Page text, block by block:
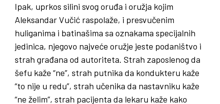
Ipak, uprkos silini svog oruđa i oružja kojim
Aleksandar Vučić raspolaže, i presvučenim
huliganima i batinašima sa oznakama specijalnih
jedinica, njegovo najveće oružje jeste podaništvo i
strah građana od autoriteta. Strah zaposlenog da
šefu kaže “ne”, strah putnika da kondukteru kaže
“to nije u redu”, strah učenika da nastavniku kaže
“ne želim”, strah pacijenta da lekaru kaže kako